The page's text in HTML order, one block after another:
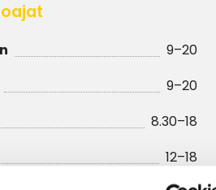
9–20
9–20
8.30–18
12–18